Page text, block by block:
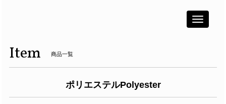
Toggle
Item 商品一覧
ポリエステルPolyester